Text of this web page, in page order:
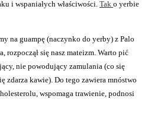
i wspaniałych właściwości. Tak o yerbie
na guampę (naczynko do yerby) z Palo
rozpoczął się nasz mateizm. Warto pić
nie powodujący zamulania (co się
zdarza kawie). Do tego zawiera mnóstwo
wspomaga trawienie, podnosi